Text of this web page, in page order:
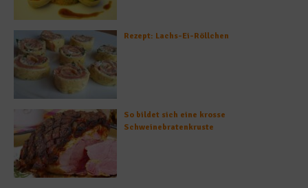
Rezept: Lachs-Ei-Röllchen
So bildet sich eine krosse
Schweinebratenkruste